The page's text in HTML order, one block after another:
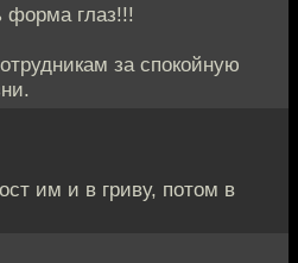
глаз!!!
за спокойную
им и в гриву, потом в